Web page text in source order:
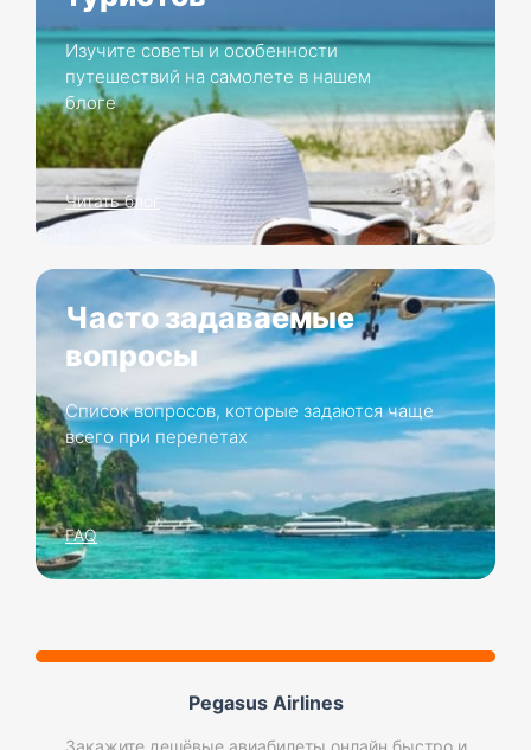
Изучите советы и особенности
путешествий на самолете в нашем
блоге
Читать блог
Часто задаваемые
вопросы
Список вопросов, которые задаются чаще
всего при перелетах
FAQ
Pegasus Airlines
Закажите дешёвые авиабилеты онлайн быстро и